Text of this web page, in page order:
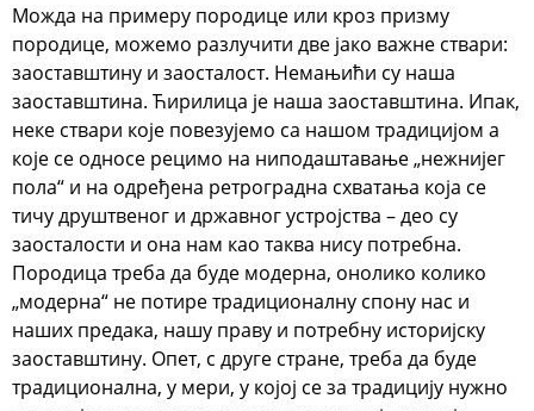
Можда на примеру породице или кроз призму
породице, можемо разлучити две јако важне ствари:
заоставштину и заосталост. Немањићи су наша
заоставштина. Ћирилица је наша заоставштина. Ипак,
неке ствари које повезујемо са нашом традицијом а
које се односе рецимо на ниподаштавање „нежнијег
пола“ и на одређена ретроградна схватања која се
тичу друштвеног и државног устројства – део су
заосталости и она нам као таква нису потребна.
Породица треба да буде модерна, онолико колико
„модерна“ не потире традиционалну спону нас и
наших предака, нашу праву и потребну историјску
заоставштину. Опет, с друге стране, треба да буде
традиционална, у мери, у којој се за традицију нужно